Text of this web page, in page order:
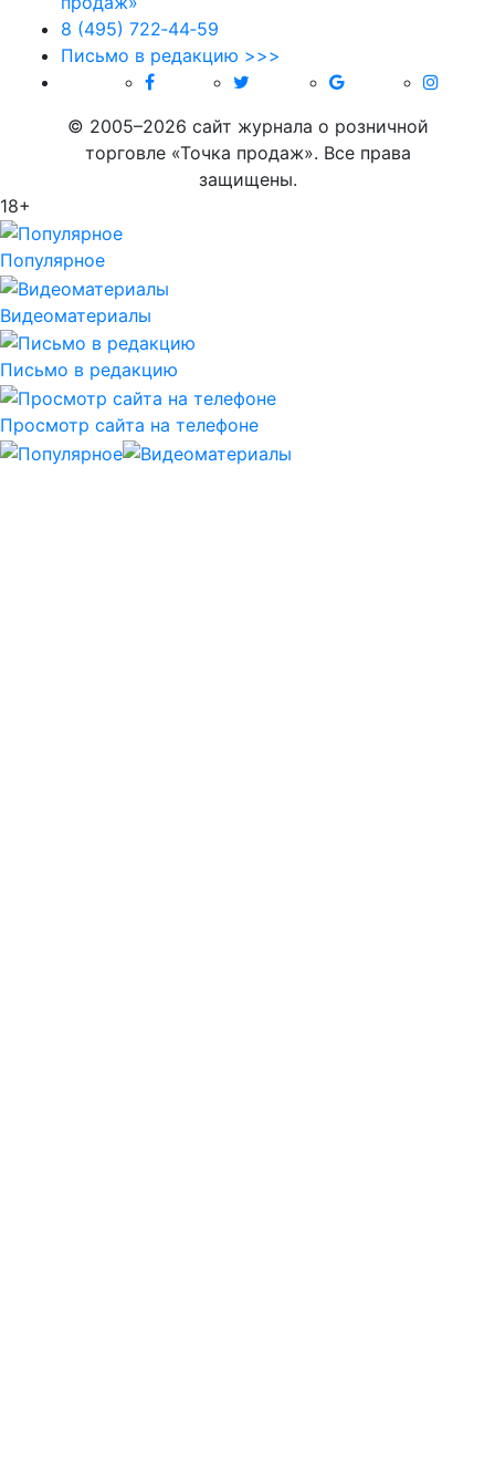
8 (495) 722‑44‑59
Письмо в редакцию >>>
© 2005–2026 сайт журнала о розничной
торговле «Точка продаж». Все права
защищены.
18+
Популярное
Видеоматериалы
Письмо в редакцию
Просмотр сайта на телефоне